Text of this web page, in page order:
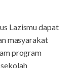
Lazismu dapat
masyarakat
program